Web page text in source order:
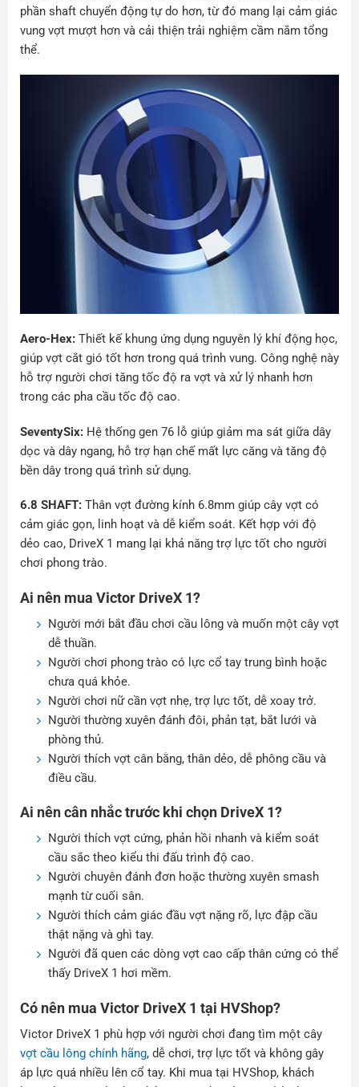
phần shaft chuyển động tự do hơn, từ đó mang lại cảm giác
vung vợt mượt hơn và cải thiện trải nghiệm cầm nắm tổng
thể.
Aero-Hex:Thiết kế khung ứng dụng nguyên lý khí động học,
giúp vợt cắt gió tốt hơn trong quá trình vung. Công nghệ này
hỗ trợ người chơi tăng tốc độ ra vợt và xử lý nhanh hơn
trong các pha cầu tốc độ cao.
SeventySix:Hệ thống gen 76 lỗ giúp giảm ma sát giữa dây
dọc và dây ngang, hỗ trợ hạn chế mất lực căng và tăng độ
bền dây trong quá trình sử dụng.
6.8 SHAFT:Thân vợt đường kính 6.8mm giúp cây vợt có
cảm giác gọn, linh hoạt và dễ kiểm soát. Kết hợp với độ
dẻo cao, DriveX 1 mang lại khả năng trợ lực tốt cho người
chơi phong trào.
Ai nên mua Victor DriveX 1?
Người mới bắt đầu chơi cầu lông và muốn một cây vợt
dễ thuần.
Người chơi phong trào có lực cổ tay trung bình hoặc
chưa quá khỏe.
Người chơi nữ cần vợt nhẹ, trợ lực tốt, dễ xoay trở.
Người thường xuyên đánh đôi, phản tạt, bắt lưới và
phòng thủ.
Người thích vợt cân bằng, thân dẻo, dễ phông cầu và
điều cầu.
Ai nên cân nhắc trước khi chọn DriveX 1?
Người thích vợt cứng, phản hồi nhanh và kiểm soát
cầu sắc theo kiểu thi đấu trình độ cao.
Người chuyên đánh đơn hoặc thường xuyên smash
mạnh từ cuối sân.
Người thích cảm giác đầu vợt nặng rõ, lực đập cầu
thật nặng và ghì tay.
Người đã quen các dòng vợt cao cấp thân cứng có thể
thấy DriveX 1 hơi mềm.
Có nên mua Victor DriveX 1 tại HVShop?
Victor DriveX 1 phù hợp với người chơi đang tìm một cây
vợt cầu lông chính hãng, dễ chơi, trợ lực tốt và không gây
áp lực quá nhiều lên cổ tay. Khi mua tại HVShop, khách